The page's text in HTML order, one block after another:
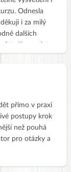
Odnesla
i za milý
dalších
přímo v praxi
postupy krok
než pouhá
pro otázky a